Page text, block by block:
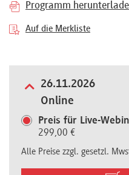
Kontakt
Über
Preisvorteile
Programm
Auf die Merkliste
26.11.2026
Online
Preis für Live-
299,00 €
Alle Preise zzgl. gesetzl.